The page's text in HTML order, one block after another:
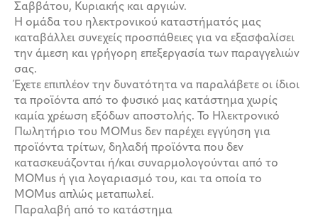
Σαββάτου, Κυριακής και αργιών.
Η ομάδα του ηλεκτρονικού καταστήματός μας
καταβάλλει συνεχείς προσπάθειες για να εξασφαλίσει
την άμεση και γρήγορη επεξεργασία των παραγγελιών
σας.
Έχετε επιπλέον την δυνατότητα να παραλάβετε οι ίδιοι
τα προϊόντα από το φυσικό μας κατάστημα χωρίς
καμία χρέωση εξόδων αποστολής. Το Ηλεκτρονικό
Πωλητήριο του MOMus δεν παρέχει εγγύηση για
προϊόντα τρίτων, δηλαδή προϊόντα που δεν
κατασκευάζονται ή/και συναρμολογούνται από το
MOMus ή για λογαριασμό του, και τα οποία το
MOMus απλώς μεταπωλεί.
Παραλαβή από το κατάστημα